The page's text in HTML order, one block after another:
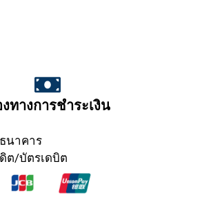
ทางการชำระเงิน
นาคาร
ต/บัตรเดบิต